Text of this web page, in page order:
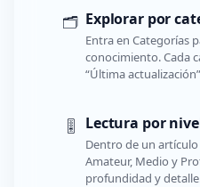
🗂️ Explorar por
Entra en Categorías
conocimiento. Cada
“Última
🎚️ Lectura por
Dentro de un
Amateur, Medio y
profundidad y